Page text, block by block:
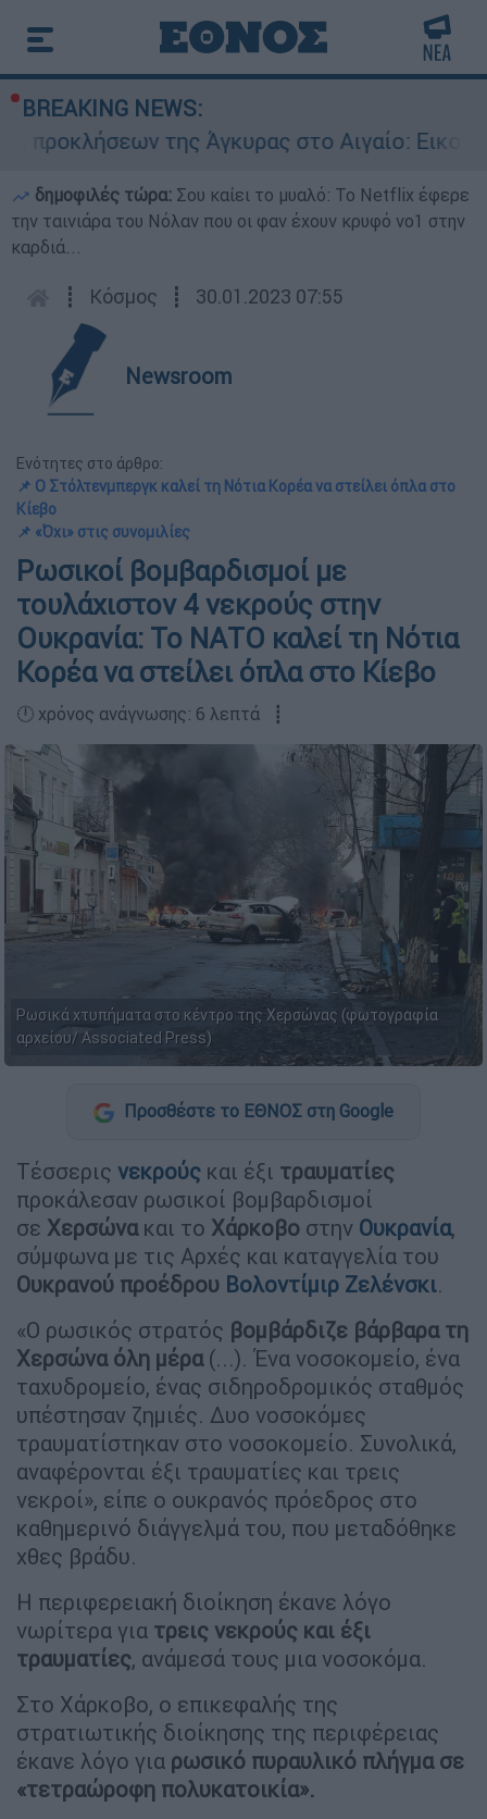
BREAKING NEWS:
της Άγκυρας στο Αιγαίο: Εικονική
δημοφιλές τώρα: Σου καίει το μυαλό: Το Netflix έφερε
την ταινιάρα του Νόλαν που οι φαν έχουν κρυφό νο1 στην
καρδιά...
┋ Κόσμος ┋ 30.01.2023 07:55
Newsroom
Ενότητες στο άρθρο:
📌 Ο Στόλτενμπεργκ καλεί τη Νότια Κορέα να στείλει όπλα στο
Κίεβο
📌 «Όχι» στις συνομιλίες
Ρωσικοί βομβαρδισμοί με
τουλάχιστον 4 νεκρούς στην
Ουκρανία: Το ΝΑΤΟ καλεί τη Νότια
Κορέα να στείλει όπλα στο Κίεβο
🕛 χρόνος ανάγνωσης: 6 λεπτά ┋
Ρωσικά χτυπήματα στο κέντρο της Χερσώνας (φωτογραφία
αρχείου/ Associated Press)
Προσθέστε το ΕΘΝΟΣ στη Google
Τέσσερις νεκρούς και έξι τραυματίες
προκάλεσαν ρωσικοί βομβαρδισμοί
σε Χερσώνακαι το Χάρκοβο στην Ουκρανία,
σύμφωνα με τις Αρχές και καταγγελία του
Ουκρανού προέδρου Βολοντίμιρ Ζελένσκι.
«Ο ρωσικός στρατός βομβάρδιζε βάρβαρα τη
Χερσώνα όλη μέρα(...). Ένα νοσοκομείο, ένα
ταχυδρομείο, ένας σιδηροδρομικός σταθμός
υπέστησαν ζημιές. Δυο νοσοκόμες
τραυματίστηκαν στο νοσοκομείο. Συνολικά,
αναφέρονται έξι τραυματίες και τρεις
νεκροί», είπε ο ουκρανός πρόεδρος στο
καθημερινό διάγγελμά του, που μεταδόθηκε
χθες βράδυ.
Η περιφερειακή διοίκηση έκανε λόγο
νωρίτερα για τρεις νεκρούς και έξι
τραυματίες, ανάμεσά τους μια νοσοκόμα.
Στο Χάρκοβο, ο επικεφαλής της
στρατιωτικής διοίκησης της περιφέρειας
έκανε λόγο για ρωσικό πυραυλικό πλήγμα σε
«τετραώροφη πολυκατοικία».